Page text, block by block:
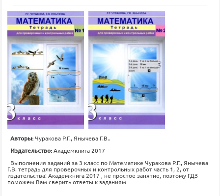
Авторы:Чуракова Р.Г., Янычева Г.В..
Издательство:Академкнига 2017
Выполнения заданий за 3 класс по Математике Чуракова Р.Г., Янычева
Г.В. тетрадь для проверочных и контрольных работ часть 1, 2, от
издательства: Академкнига 2017 , не простое занятие, поэтому ГДЗ
поможем Вам сверить ответы к заданиям